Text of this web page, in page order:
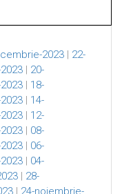
2023 | 22-
| 20-
| 18-
| 14-
| 12-
| 08-
| 06-
| 04-
| 28-
| 24-noiembrie-